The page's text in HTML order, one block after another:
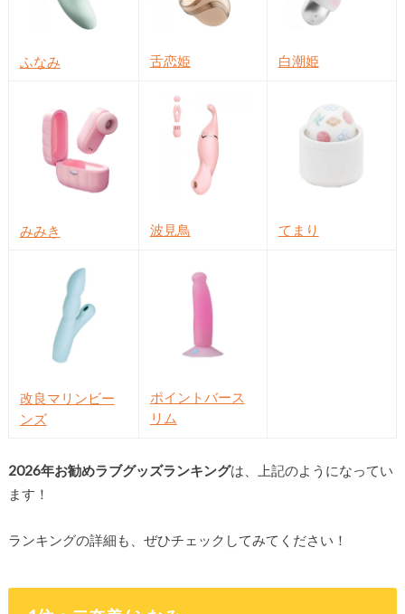
ふなみ 舌恋姫 白潮姫
みみき 波見鳥 てまり
改良マリンビー
ンズ
ポイントバース
リム
2026年お勧めラブグッズランキングは、上記のようになってい
ます！
ランキングの詳細も、ぜひチェックしてみてください！